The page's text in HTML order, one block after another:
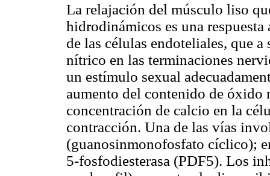
La relajación del músculo liso
hidrodinámicos es una
de las células endoteliales, que
nítrico en las terminaciones
un estímulo sexual
aumento del contenido de
concentración de calcio en la
contracción. Una de las vías
(guanosinmonofosfato cíclico);
5-fosfodiesterasa (PDF5). Los